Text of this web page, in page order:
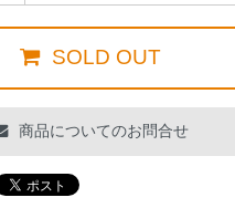
SOLD OUT
商品についてのお問合せ